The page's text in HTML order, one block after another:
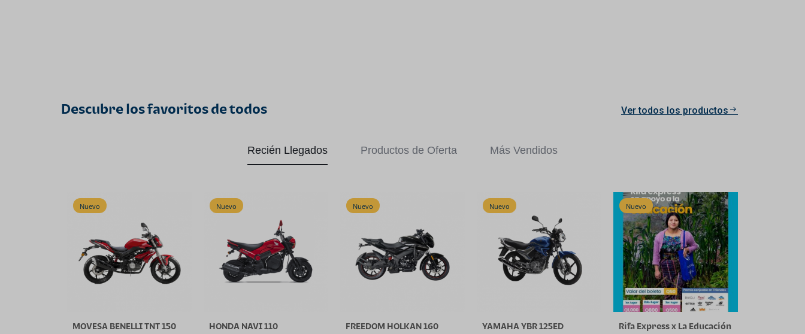
Descubre los favoritos de todos Ver todos los productos
Recién Llegados Productos de Oferta Más Vendidos
Nuevo
MOVESA BENELLI TNT 150
Nuevo
HONDA NAVI 110
Nuevo
FREEDOM HOLKAN 160
Nuevo
YAMAHA YBR 125ED
Nuevo
Rifa Express x La Educación